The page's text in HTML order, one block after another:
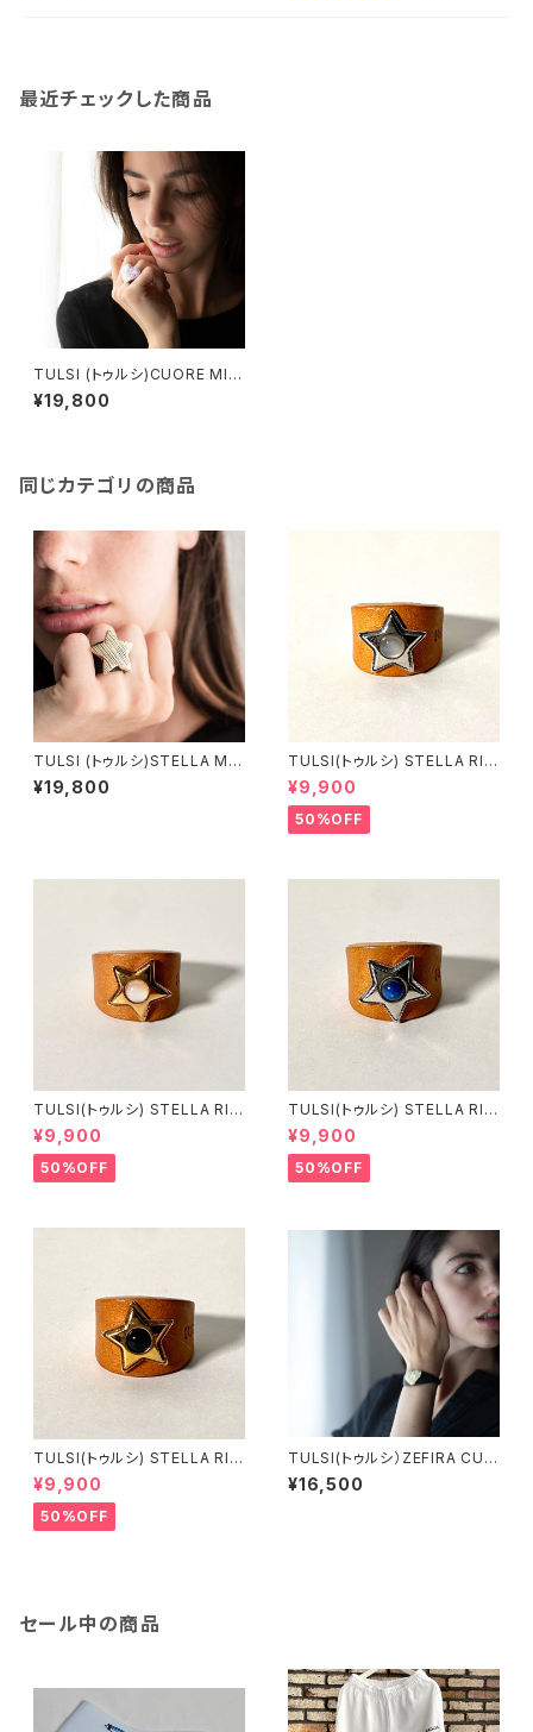
最近チェックした商品
TULSI (トゥルシ)CUORE MIO
LUX ANELLO OG(イエローゴ
ールド）OB（ホワイトゴールド）
¥19,800
同じカテゴリの商品
TULSI (トゥルシ)STELLA MIA
LUX ANELLO OG(イエローゴ
ールド）OB(ホワイトゴールド）
¥19,800
TULSI(トゥルシ) STELLA RIN
G MOONSTONE
¥9,900
50%OFF
TULSI(トゥルシ) STELLA RIN
G MADREPERLA
¥9,900
50%OFF
TULSI(トゥルシ) STELLA RIN
G LAPIS
¥9,900
50%OFF
TULSI(トゥルシ) STELLA RIN
G ONICE
¥9,900
50%OFF
TULSI(トゥルシ）ZEFIRA CUO
RE MIO LUX OB ホワイトゴ
ールド
¥16,500
セール中の商品